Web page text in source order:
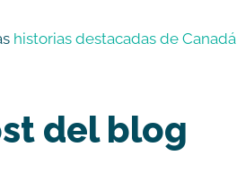
historias destacadas de Canadá
del blog